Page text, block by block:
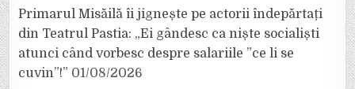
Primarul Misăilă îi jignește pe actorii îndepărtați
din Teatrul Pastia: „Ei gândesc ca niște socialiști
atunci când vorbesc despre salariile ”ce li se
cuvin”!” 01/08/2026